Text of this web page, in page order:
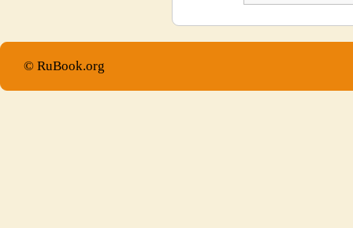
© RuBook.org